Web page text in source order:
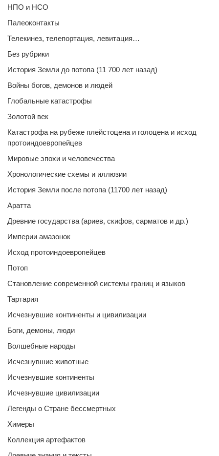
НПО и НСО
Палеоконтакты
Телекинез, телепортация, левитация…
Без рубрики
История Земли до потопа (11 700 лет назад)
Войны богов, демонов и людей
Глобальные катастрофы
Золотой век
Катастрофа на рубеже плейстоцена и голоцена и исход
протоиндоевропейцев
Мировые эпохи и человечества
Хронологические схемы и иллюзии
История Земли после потопа (11700 лет назад)
Аратта
Древние государства (ариев, скифов, сарматов и др.)
Империи амазонок
Исход протоиндоевропейцев
Потоп
Становление современной системы границ и языков
Тартария
Исчезнувшие континенты и цивилизации
Боги, демоны, люди
Волшебные народы
Исчезнувшие животные
Исчезнувшие континенты
Исчезнувшие цивилизации
Легенды о Стране бессмертных
Химеры
Коллекция артефактов